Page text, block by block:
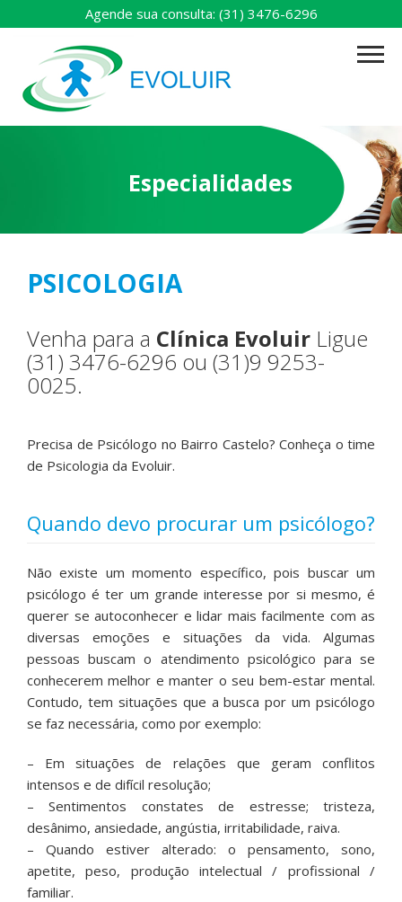
Agende sua consulta: (31) 3476-6296
Especialidades
PSICOLOGIA
Venha para a Clínica Evoluir Ligue
(31) 3476-6296 ou (31)9 9253-
0025.
Precisa de Psicólogo no Bairro Castelo? Conheça o time
de Psicologia da Evoluir.
Quando devo procurar um psicólogo?
Não existe um momento específico, pois buscar um
psicólogo é ter um grande interesse por si mesmo, é
querer se autoconhecer e lidar mais facilmente com as
diversas emoções e situações da vida. Algumas
pessoas buscam o atendimento psicológico para se
conhecerem melhor e manter o seu bem-estar mental.
Contudo, tem situações que a busca por um psicólogo
se faz necessária, como por exemplo:
– Em situações de relações que geram conflitos
intensos e de difícil resolução;
– Sentimentos constates de estresse; tristeza,
desânimo, ansiedade, angústia, irritabilidade, raiva.
– Quando estiver alterado: o pensamento, sono,
apetite, peso, produção intelectual / profissional /
familiar.